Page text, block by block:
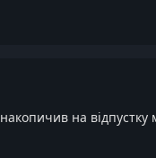
на відпустку